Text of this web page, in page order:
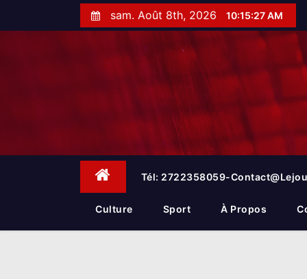
t
sam. Août 8th, 2026 10:15:28 AM
Tél: 2722358059-
Culture Sport À Propos